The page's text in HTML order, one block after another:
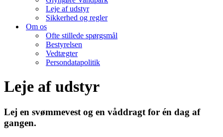
Leje af udstyr
Sikkerhed og regler
Om os
Ofte stillede spørgsmål
Bestyrelsen
Vedtægter
Persondatapolitik
Leje af udstyr
Lej en svømmevest og en våddragt for én dag af
gangen.